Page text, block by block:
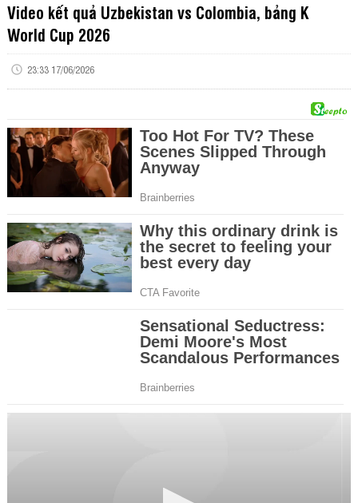
Video kết quả Uzbekistan vs Colombia, bảng K
World Cup 2026
23:33 17/06/2026